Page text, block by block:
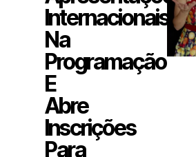
Internacionais
Na
Programação
E
Abre
Inscrições
Para